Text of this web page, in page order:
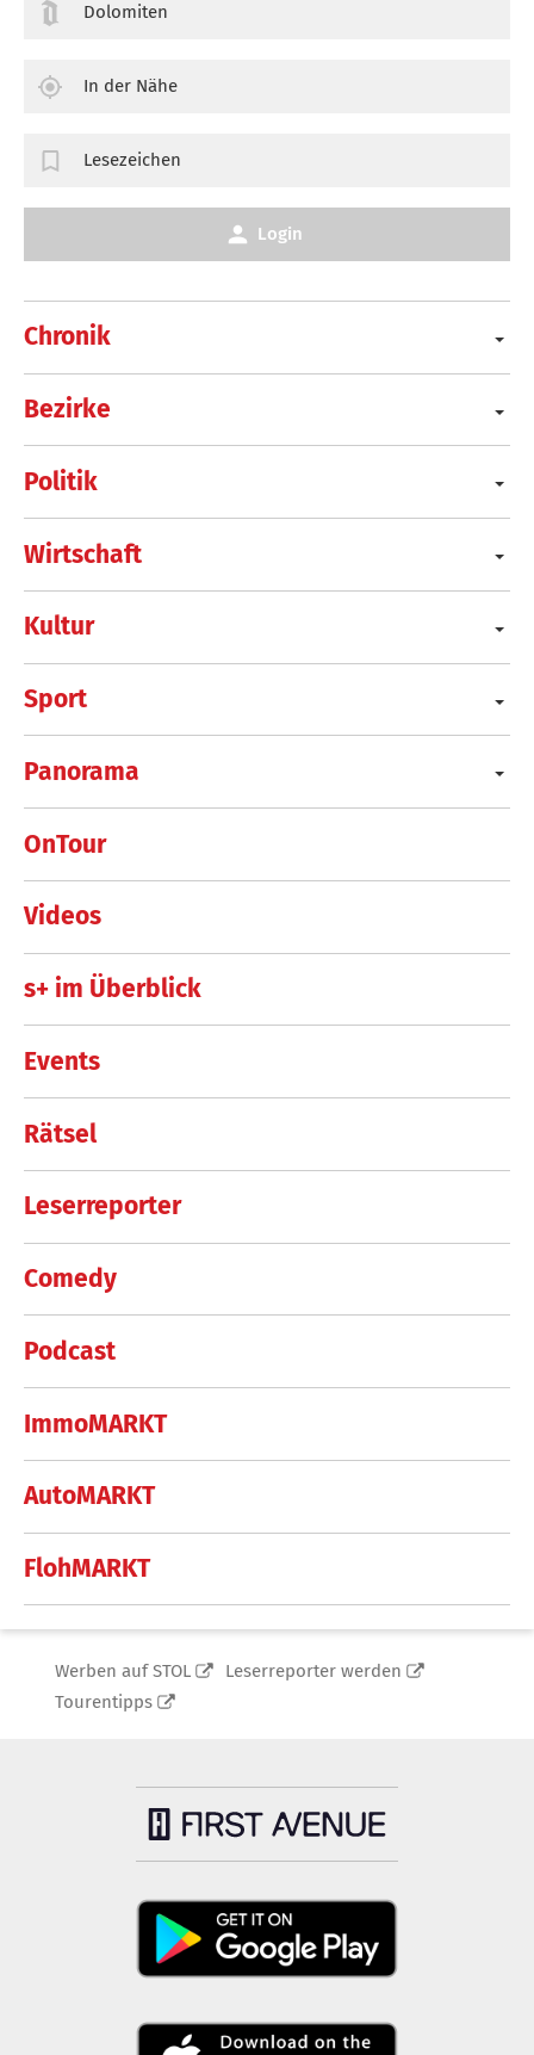
Chronik
Bezirke
Politik
Wirtschaft
Kultur
Sport
Panorama
OnTour
Videos
s+ im Überblick
Events
Rätsel
Leserreporter
Comedy
Podcast
ImmoMARKT
AutoMARKT
FlohMARKT
Dolomiten
In der Nähe
Lesezeichen
Login
Werben auf STOL
Leserreporter werden
Tourentipps